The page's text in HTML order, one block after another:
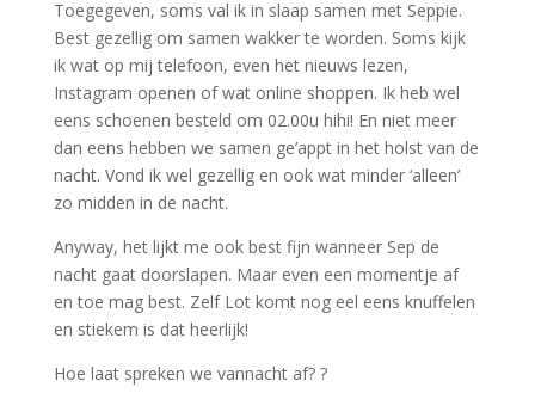
Toegegeven, soms val ik in slaap samen met Seppie.
Best gezellig om samen wakker te worden. Soms kijk
ik wat op mij telefoon, even het nieuws lezen,
Instagram openen of wat online shoppen. Ik heb wel
eens schoenen besteld om 02.00u hihi! En niet meer
dan eens hebben we samen ge’appt in het holst van de
nacht. Vond ik wel gezellig en ook wat minder ‘alleen’
zo midden in de nacht.
Anyway, het lijkt me ook best fijn wanneer Sep de
nacht gaat doorslapen. Maar even een momentje af
en toe mag best. Zelf Lot komt nog eel eens knuffelen
en stiekem is dat heerlijk!
Hoe laat spreken we vannacht af? ?